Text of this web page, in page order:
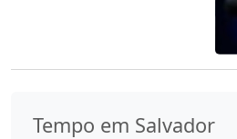
Tempo em Salvador